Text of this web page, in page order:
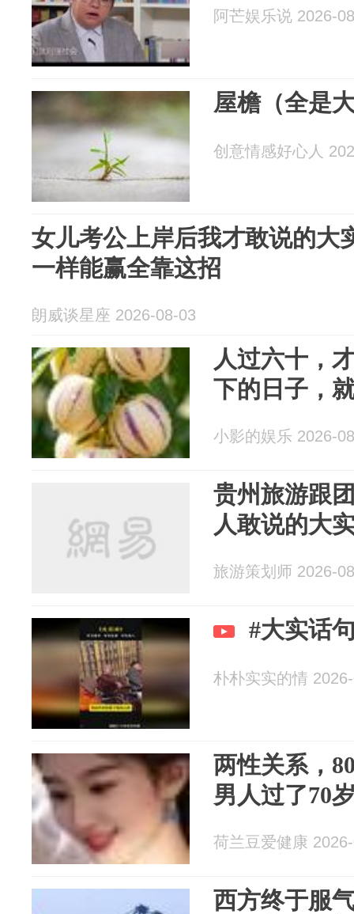
阿芒娱乐说 2026-
屋檐（全是
创意情感好心人
女儿考公上岸后我才敢说的大
一样能赢全靠这招
朗威谈星座 2026-08-03
人过六十，
下的日子，
小影的娱乐 2026-
贵州旅游跟
人敢说的大
旅游策划师 2026-
#大实话
朴朴实实的情
两性关系，
男人过了70
荷兰豆爱健康
西方终于服